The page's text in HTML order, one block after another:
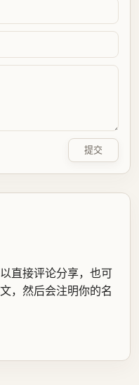
提交
直接评论分享，也可
，然后会注明你的名